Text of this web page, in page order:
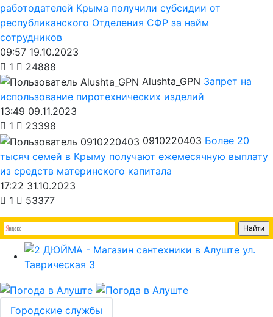
работодателей Крыма получили субсидии от
республиканского Отделения СФР за найм
сотрудников
09:57 19.10.2023
1
24888
Alushta_GPN Запрет на
использование пиротехнических изделий
13:49 09.11.2023
1
23398
0910220403 Более 20
тысяч семей в Крыму получают ежемесячную выплату
из средств материнского капитала
17:22 31.10.2023
1
53377
Городские службы